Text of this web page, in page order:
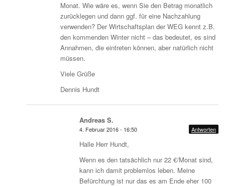
Monat. Wie wäre es, wenn Sie den Betrag monatlich
zurücklegen und dann ggf. für eine Nachzahlung
verwenden? Der Wirtschaftsplan der WEG kennt z.B.
den kommenden Winter nicht – das bedeutet, es sind
Annahmen, die eintreten können, aber natürlich nicht
müssen.
Viele Grüße
Dennis Hundt
Andreas S.
4. Februar 2016 - 16:50 Antworten
Halle Herr Hundt,
Wenn es den tatsächlich nur 22 €/Monat sind,
kann ich damit problemlos leben. Meine
Befürchtung ist nur das es am Ende eher 100